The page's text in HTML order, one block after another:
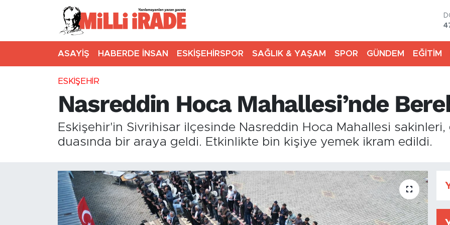
ASAYİŞ HABERDE İNSAN ESKİŞEHİRSPOR SAĞLIK & YAŞAM SPOR GÜNDEM EĞİTİM
ESKİŞEHİR
Nasreddin Hoca Mahallesi’nde
Eskişehir'in Sivrihisar ilçesinde Nasreddin Hoca Mahallesi
duasında bir araya geldi. Etkinlikte bin kişiye yemek ikram edildi.